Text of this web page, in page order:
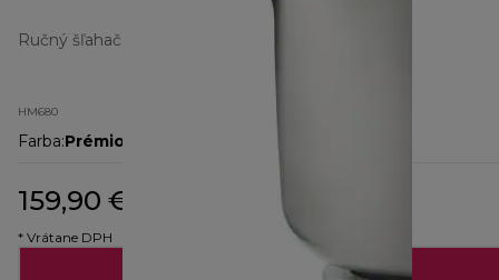
Ručný šľahač
HM680
Farba:Prémiová biela
159,90 €
* Vrátane DPH
Pridať do košíka